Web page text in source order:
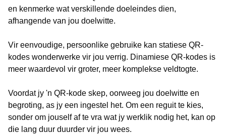
en kenmerke wat verskillende doeleindes dien,
afhangende van jou doelwitte.
Vir eenvoudige, persoonlike gebruike kan statiese QR-
kodes wonderwerke vir jou verrig. Dinamiese QR-kodes is
meer waardevol vir groter, meer komplekse veldtogte.
Voordat jy 'n QR-kode skep, oorweeg jou doelwitte en
begroting, as jy een ingestel het. Om een reguit te kies,
sonder om jouself af te vra wat jy werklik nodig het, kan op
die lang duur duurder vir jou wees.